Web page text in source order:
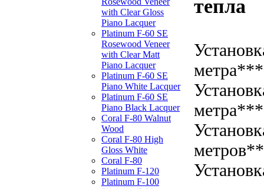
with Clear Gloss
Piano Lacquer
Platinum F-60 SE
Rosewood Veneer
with Clear Matt
Piano Lacquer
Platinum F-60 SE
Piano White Lacquer
Platinum F-60 SE
Piano Black Lacquer
Coral F-80 Walnut
Wood
Coral F-80 High
Gloss White
Coral F-80
Platinum F-120
Platinum F-100
тепла
метра***
метра***